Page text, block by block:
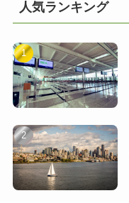
人気ランキング